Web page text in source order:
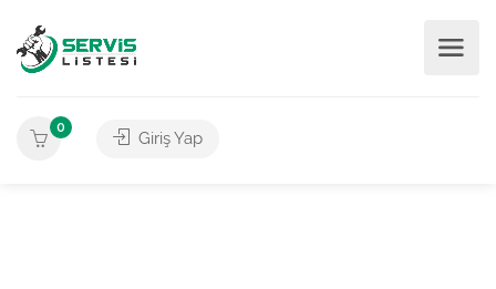
0
Giriş Yap